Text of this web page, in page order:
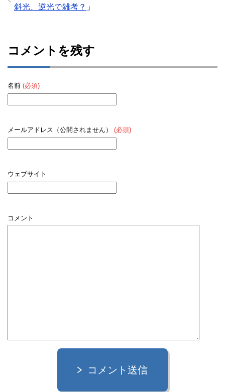
斜光、逆光で雑考？ 」
コメントを残す
名前 (必須)
メールアドレス（公開されません） (必須)
ウェブサイト
コメント
コメント送信